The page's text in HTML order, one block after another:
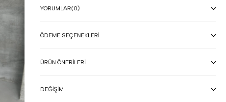
YORUMLAR(0)
ÖDEME SEÇENEKLERI
ÜRÜN ÖNERILERI
DEĞIŞIM